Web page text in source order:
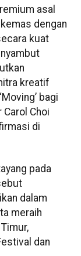
asal
dengan
kuat
kreatif
bagi
Choi
di
pada
dalam
meraih
dan